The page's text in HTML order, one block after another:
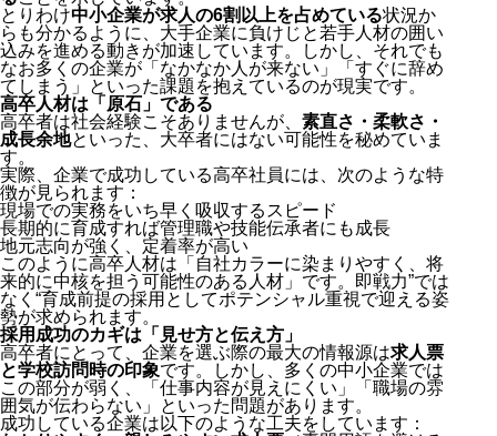
とりわけ中小企業が求人の6割以上を占めている状況か
らも分かるように、大手企業に負けじと若手人材の囲い
込みを進める動きが加速しています。しかし、それでも
なお多くの企業が「なかなか人が来ない」「すぐに辞め
てしまう」といった課題を抱えているのが現実です。
高卒人材は「原石」である
高卒者は社会経験こそありませんが、 素直さ・柔軟さ・
成長余地といった、大卒者にはない可能性を秘めていま
す。
実際、企業で成功している高卒社員には、次のような特
徴が見られます：
現場での実務をいち早く吸収するスピード
長期的に育成すれば管理職や技能伝承者にも成長
地元志向が強く、定着率が高い
このように高卒人材は「自社カラーに染まりやすく、将
来的に中核を担う可能性のある人材」です。
即戦力”では
なく“育成前提の採用としてポテンシャル重視で迎える姿
勢が求められます。
採用成功のカギは「見せ方と伝え方」
高卒者にとって、企業を選ぶ際の最大の情報源は求人票
と学校訪問時の印象です。しかし、多くの中小企業では
この部分が弱く、「仕事内容が見えにくい」「職場の雰
囲気が伝わらない」といった問題があります。
成功している企業は以下のような工夫をしています：